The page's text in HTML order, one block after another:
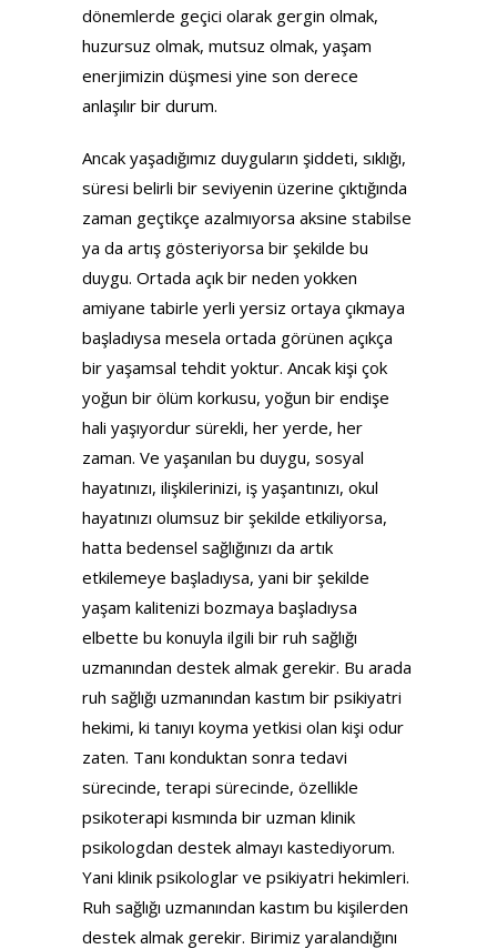
dönemlerde geçici olarak gergin olmak,
huzursuz olmak, mutsuz olmak, yaşam
enerjimizin düşmesi yine son derece
anlaşılır bir durum.
Ancak yaşadığımız duyguların şiddeti, sıklığı,
süresi belirli bir seviyenin üzerine çıktığında
zaman geçtikçe azalmıyorsa aksine stabilse
ya da artış gösteriyorsa bir şekilde bu
duygu. Ortada açık bir neden yokken
amiyane tabirle yerli yersiz ortaya çıkmaya
başladıysa mesela ortada görünen açıkça
bir yaşamsal tehdit yoktur. Ancak kişi çok
yoğun bir ölüm korkusu, yoğun bir endişe
hali yaşıyordur sürekli, her yerde, her
zaman. Ve yaşanılan bu duygu, sosyal
hayatınızı, ilişkilerinizi, iş yaşantınızı, okul
hayatınızı olumsuz bir şekilde etkiliyorsa,
hatta bedensel sağlığınızı da artık
etkilemeye başladıysa, yani bir şekilde
yaşam kalitenizi bozmaya başladıysa
elbette bu konuyla ilgili bir ruh sağlığı
uzmanından destek almak gerekir. Bu arada
ruh sağlığı uzmanından kastım bir psikiyatri
hekimi, ki tanıyı koyma yetkisi olan kişi odur
zaten. Tanı konduktan sonra tedavi
sürecinde, terapi sürecinde, özellikle
psikoterapi kısmında bir uzman klinik
psikologdan destek almayı kastediyorum.
Yani klinik psikologlar ve psikiyatri hekimleri.
Ruh sağlığı uzmanından kastım bu kişilerden
destek almak gerekir. Birimiz yaralandığını